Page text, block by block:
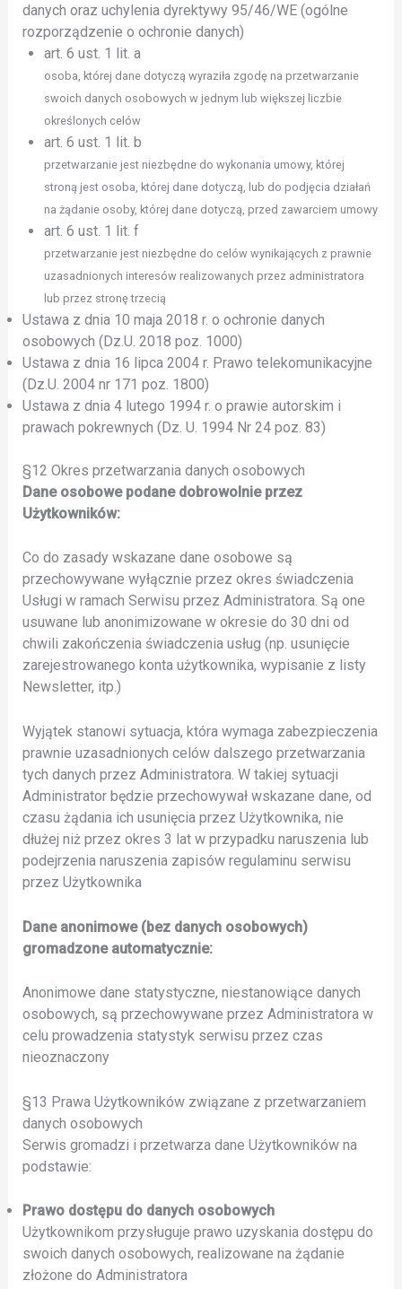
danych oraz uchylenia dyrektywy 95/46/WE (ogólne
rozporządzenie o ochronie danych)
art. 6 ust. 1 lit. a
osoba, której dane dotyczą wyraziła zgodę na przetwarzanie
swoich danych osobowych w jednym lub większej liczbie
określonych celów
art. 6 ust. 1 lit. b
przetwarzanie jest niezbędne do wykonania umowy, której
stroną jest osoba, której dane dotyczą, lub do podjęcia działań
na żądanie osoby, której dane dotyczą, przed zawarciem umowy
art. 6 ust. 1 lit. f
przetwarzanie jest niezbędne do celów wynikających z prawnie
uzasadnionych interesów realizowanych przez administratora
lub przez stronę trzecią
Ustawa z dnia 10 maja 2018 r. o ochronie danych
osobowych (Dz.U. 2018 poz. 1000)
Ustawa z dnia 16 lipca 2004 r. Prawo telekomunikacyjne
(Dz.U. 2004 nr 171 poz. 1800)
Ustawa z dnia 4 lutego 1994 r. o prawie autorskim i
prawach pokrewnych (Dz. U. 1994 Nr 24 poz. 83)
§12 Okres przetwarzania danych osobowych
Dane osobowe podane dobrowolnie przez
Użytkowników:
Co do zasady wskazane dane osobowe są
przechowywane wyłącznie przez okres świadczenia
Usługi w ramach Serwisu przez Administratora. Są one
usuwane lub anonimizowane w okresie do 30 dni od
chwili zakończenia świadczenia usług (np. usunięcie
zarejestrowanego konta użytkownika, wypisanie z listy
Newsletter, itp.)
Wyjątek stanowi sytuacja, która wymaga zabezpieczenia
prawnie uzasadnionych celów dalszego przetwarzania
tych danych przez Administratora. W takiej sytuacji
Administrator będzie przechowywał wskazane dane, od
czasu żądania ich usunięcia przez Użytkownika, nie
dłużej niż przez okres 3 lat w przypadku naruszenia lub
podejrzenia naruszenia zapisów regulaminu serwisu
przez Użytkownika
Dane anonimowe (bez danych osobowych)
gromadzone automatycznie:
Anonimowe dane statystyczne, niestanowiące danych
osobowych, są przechowywane przez Administratora w
celu prowadzenia statystyk serwisu przez czas
nieoznaczony
§13 Prawa Użytkowników związane z przetwarzaniem
danych osobowych
Serwis gromadzi i przetwarza dane Użytkowników na
podstawie:
Prawo dostępu do danych osobowych
Użytkownikom przysługuje prawo uzyskania dostępu do
swoich danych osobowych, realizowane na żądanie
złożone do Administratora